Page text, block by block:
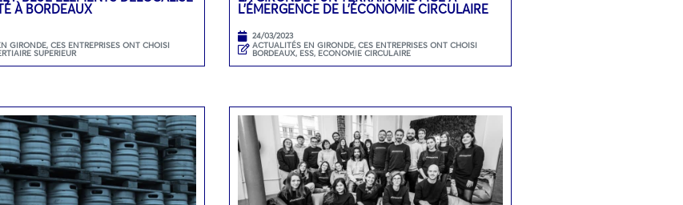
À BORDEAUX
GIRONDE,CES ENTREPRISES ONT CHOISI
SUPERIEUR
L’ÉMERGENCE DE L’ÉCONOMIE CIRCULAIRE
24/03/2023
ACTUALITÉS EN GIRONDE, CES ENTREPRISES ONT CHOISI
BORDEAUX, ESS, ECONOMIE CIRCULAIRE